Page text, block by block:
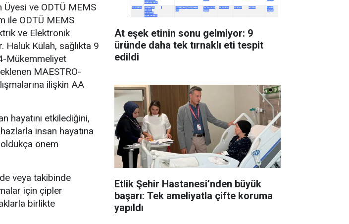
ve ODTÜ MEMS
ile ODTÜ MEMS
ve Elektronik
Külah, sağlıkta 9
Mükemmeliyet
MAESTRO-
ilişkin AA
hayatını etkilediğini,
insan hayatına
önem
veya takibinde
için çipler
birlikte
At eşek etinin sonu gelmiyor: 9
üründe daha tek tırnaklı eti tespit
edildi
Etlik Şehir Hastanesi’nden büyük
başarı: Tek ameliyatla çifte koruma
yapıldı